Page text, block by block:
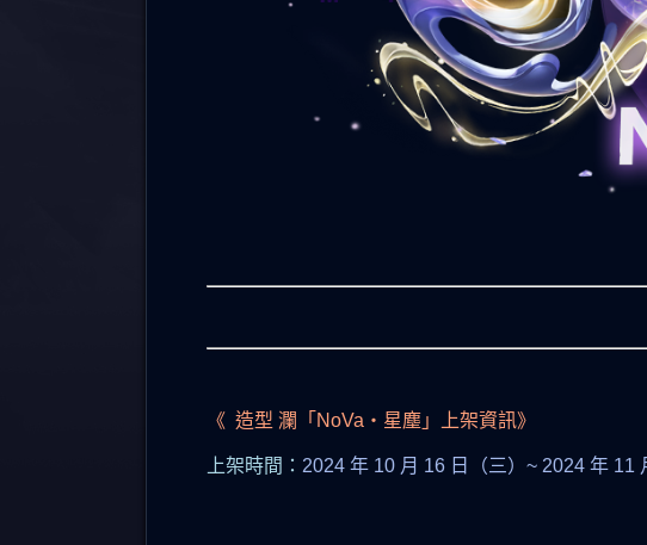
《 造型 瀾「NoVa‧星塵」上架資訊》
上架時間： 2024 年 10 月 16 日（三）~ 2024 年 11